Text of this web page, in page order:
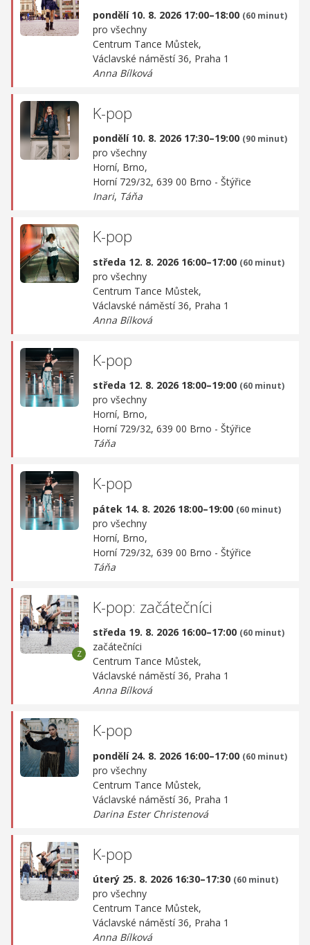
pondělí 10. 8. 2026 17:00–18:00 (60 minut)
pro všechny
Centrum Tance Můstek,
Václavské náměstí 36, Praha 1
Anna Bílková
K-pop
pondělí 10. 8. 2026 17:30–19:00 (90 minut)
pro všechny
Horní, Brno,
Horní 729/32, 639 00 Brno - Štýřice
Inari, Táňa
K-pop
středa 12. 8. 2026 16:00–17:00 (60 minut)
pro všechny
Centrum Tance Můstek,
Václavské náměstí 36, Praha 1
Anna Bílková
K-pop
středa 12. 8. 2026 18:00–19:00 (60 minut)
pro všechny
Horní, Brno,
Horní 729/32, 639 00 Brno - Štýřice
Táňa
K-pop
pátek 14. 8. 2026 18:00–19:00 (60 minut)
pro všechny
Horní, Brno,
Horní 729/32, 639 00 Brno - Štýřice
Táňa
K-pop: začátečníci
středa 19. 8. 2026 16:00–17:00 (60 minut)
začátečníci
Centrum Tance Můstek,
Václavské náměstí 36, Praha 1
Anna Bílková
K-pop
pondělí 24. 8. 2026 16:00–17:00 (60 minut)
pro všechny
Centrum Tance Můstek,
Václavské náměstí 36, Praha 1
Darina Ester Christenová
K-pop
úterý 25. 8. 2026 16:30–17:30 (60 minut)
pro všechny
Centrum Tance Můstek,
Václavské náměstí 36, Praha 1
Anna Bílková